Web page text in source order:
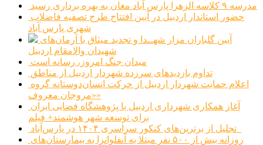
مدرسه ۹ کلاسه الزهرا پارس آباد مغان به بهره برداری رسید
شهری پارس آباد
شهیدان والامقام اردبیل
میدان جنگ امروز، رسانه است
تداوم بازدیدهای سرزده شهردار اردبیل از مناطق
«مروجان معروف»
برای توسعه شهر هوشمند+ فیلم